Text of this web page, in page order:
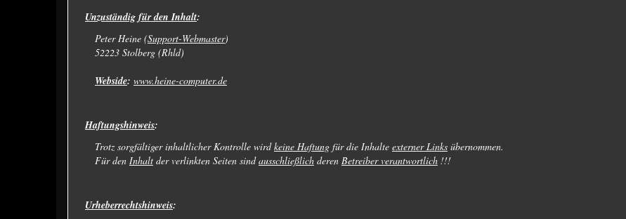
Unzuständig für den Inhalt:
Peter Heine (Support-Webmaster)
52223 Stolberg (Rhld)
Webside: www.heine-computer.de
Haftungshinweis:
Trotz sorgfältiger inhaltlicher Kontrolle wirdkeine Haftung für die Inhalte externer Links übernommen.
Für den Inhalt der verlinkten Seiten sindausschließlich deren Betreiber verantwortlich !!!
Urheberrechtshinweis: